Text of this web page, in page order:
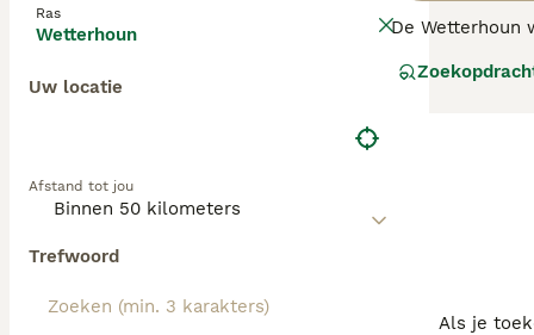
Ras
Wetterhoun
Uw locatie
Afstand tot jou
Trefwoord
De Wetterhoun
Wetterhoun
Als je